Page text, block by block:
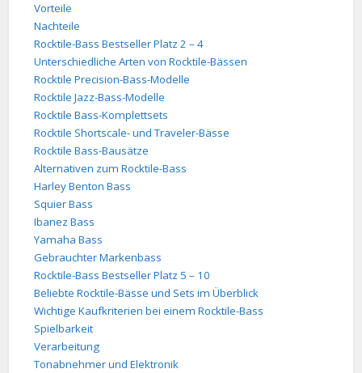
Vorteile
Nachteile
Rocktile-Bass Bestseller Platz 2 – 4
Unterschiedliche Arten von Rocktile-Bässen
Rocktile Precision-Bass-Modelle
Rocktile Jazz-Bass-Modelle
Rocktile Bass-Komplettsets
Rocktile Shortscale- und Traveler-Bässe
Rocktile Bass-Bausätze
Alternativen zum Rocktile-Bass
Harley Benton Bass
Squier Bass
Ibanez Bass
Yamaha Bass
Gebrauchter Markenbass
Rocktile-Bass Bestseller Platz 5 – 10
Beliebte Rocktile-Bässe und Sets im Überblick
Wichtige Kaufkriterien bei einem Rocktile-Bass
Spielbarkeit
Verarbeitung
Tonabnehmer und Elektronik